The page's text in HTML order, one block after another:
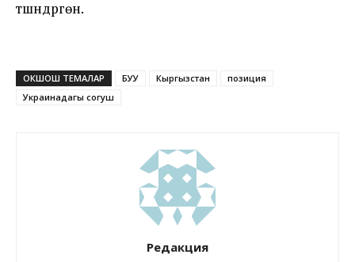
түшүндүргөн.
ОКШОШ ТЕМАЛАР БУУ Кыргызстан
позиция
Украинадагы согуш
Редакция